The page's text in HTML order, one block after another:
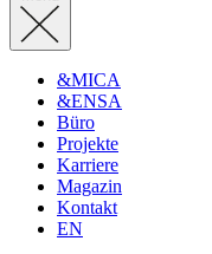
&MICA
&ENSA
Büro
Projekte
Karriere
Magazin
Kontakt
EN